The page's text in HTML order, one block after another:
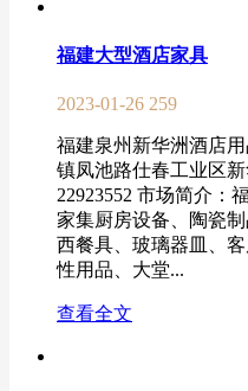
福建大型酒店家具
2023-01-26 259
福建泉州新华洲酒店
镇凤池路仕春工业区
22923552 市场简介：
家集厨房设备、陶瓷
西餐具、玻璃器皿、
性用品、大堂...
查看全文